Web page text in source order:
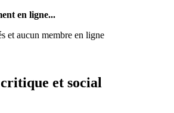
en ligne...
et aucun membre en ligne
et social